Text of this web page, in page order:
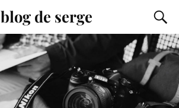
blog de serge